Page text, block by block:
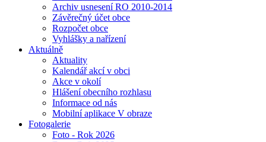
Archiv usnesení RO 2010-2014
Závěrečný účet obce
Rozpočet obce
Vyhlášky a nařízení
Aktuálně
Aktuality
Kalendář akcí v obci
Akce v okolí
Hlášení obecního rozhlasu
Informace od nás
Mobilní aplikace V obraze
Fotogalerie
Foto - Rok 2026